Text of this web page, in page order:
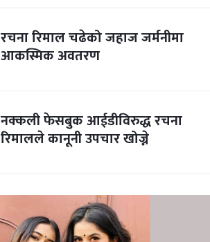
रचना रिमाल चढेको जहाज जर्मनीमा
आकस्मिक अवतरण
नक्कली फेसबुक आईडीविरुद्ध रचना
रिमालले कानूनी उपचार खोज्ने